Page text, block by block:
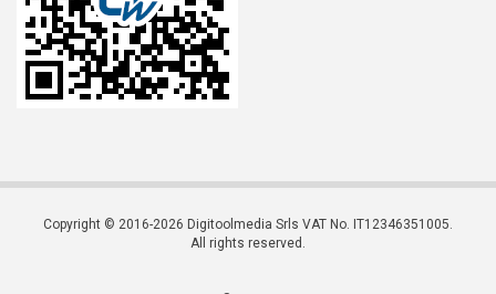
Copyright © 2016-2026 Digitoolmedia Srls VAT No. IT12346351005.
All rights reserved.